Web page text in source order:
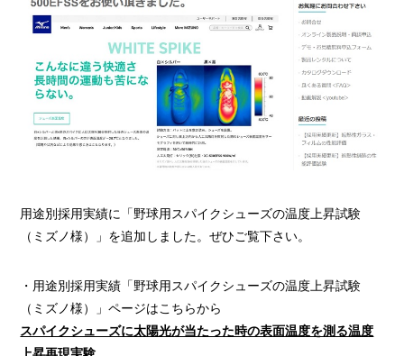
用途別採用実績に「野球用スパイクシューズの温度上昇試験
（ミズノ様）」を追加しました。ぜひご覧下さい。
・用途別採用実績「野球用スパイクシューズの温度上昇試験
（ミズノ様）」ページはこちらから
スパイクシューズに太陽光が当たった時の表面温度を測る温度